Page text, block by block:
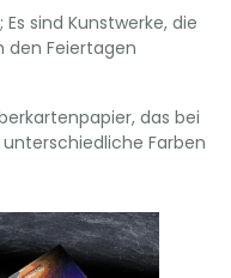
sind Kunstwerke, die
den Feiertagen
das bei
Farben